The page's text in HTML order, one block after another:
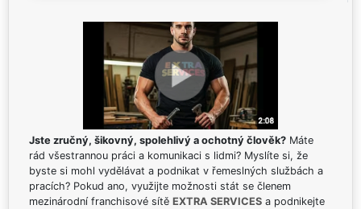
Jste zručný, šikovný, spolehlivý a ochotný člověk? Máte
rád všestrannou práci a komunikaci s lidmi? Myslíte si, že
byste si mohl vydělávat a podnikat v řemeslných službách a
pracích? Pokud ano, využijte možnosti stát se členem
mezinárodní franchisové sítě EXTRA SERVICES a podnikejte